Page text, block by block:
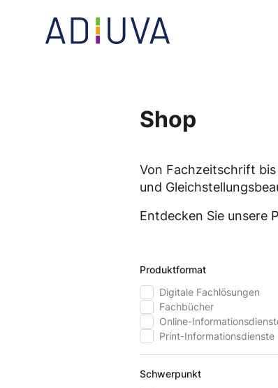
Go to landing page.
Shop
Von Fachzeitschrift
und
Entdecken Sie unsere
Produktformat
Digitale Fachlösungen
Fachbücher
Online-
Print-Informationsdienste
Schwerpunkt